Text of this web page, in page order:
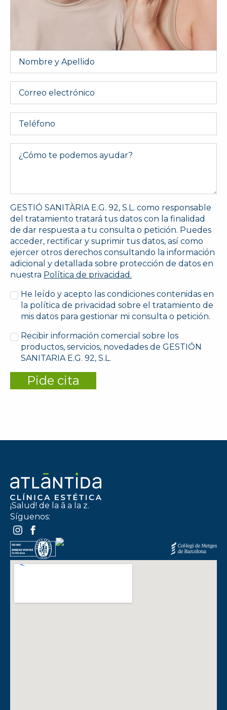
Nombre
Email
Telefono
Message
GESTIÓ SANITÀRIA E.G. 92, S.L. como responsable
del tratamiento tratará tus datos con la finalidad
de dar respuesta a tu consulta o petición. Puedes
acceder, rectificar y suprimir tus datos, así como
ejercer otros derechos consultando la información
adicional y detallada sobre protección de datos en
nuestra Política de privacidad.
He leído y acepto las condiciones contenidas en
la política de privacidad sobre el tratamiento de
mis datos para gestionar mi consulta o petición.
Recibir información comercial sobre los
productos, servicios, novedades de GESTIÓN
SANITARIA E.G. 92, S.L.
Pide cita
¡Salud! de la ā a la z.
Síguenos: